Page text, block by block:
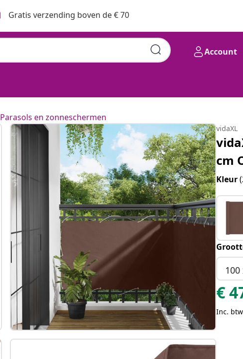
Gratis verzending boven de € 70
Account
Parasols en zonneschermen
vidaXL
cm
Kleur
€
Inc. btw